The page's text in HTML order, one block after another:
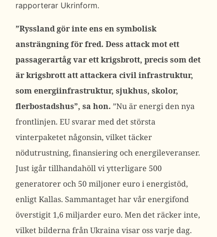
rapporterar Ukrinform.
”Ryssland gör inte ens en symbolisk
ansträngning för fred. Dess attack mot ett
passagerartåg var ett krigsbrott, precis som det
är krigsbrott att attackera civil infrastruktur,
som energiinfrastruktur, sjukhus, skolor,
flerbostadshus”, sa hon. ”Nu är energi den nya
frontlinjen. EU svarar med det största
vinterpaketet någonsin, vilket täcker
nödutrustning, finansiering och energileveranser.
Just igår tillhandahöll vi ytterligare 500
generatorer och 50 miljoner euro i energistöd,
enligt Kallas. Sammantaget har vår energifond
överstigit 1,6 miljarder euro. Men det räcker inte,
vilket bilderna från Ukraina visar oss varje dag.